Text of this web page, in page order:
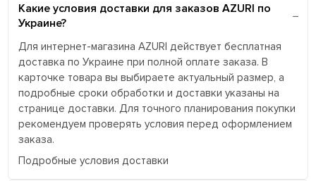
Какие условия доставки для заказов AZURI по
Украине?
Для интернет-магазина AZURI действует бесплатная
доставка по Украине при полной оплате заказа. В
карточке товара вы выбираете актуальный размер, а
подробные сроки обработки и доставки указаны на
странице доставки. Для точного планирования покупки
рекомендуем проверять условия перед оформлением
заказа.
Подробные условия доставки